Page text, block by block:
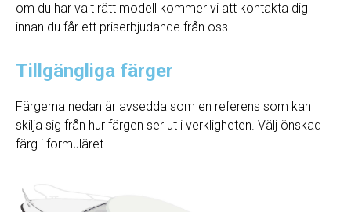
om du har valt rätt modell kommer vi att kontakta dig
innan du får ett priserbjudande från oss.
Tillgängliga färger
Färgerna nedan är avsedda som en referens som kan
skilja sig från hur färgen ser ut i verkligheten. Välj önskad
färg i formuläret.